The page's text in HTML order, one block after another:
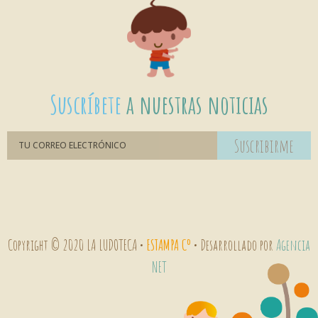
Suscríbetea nuestras noticias
Suscribirme
Copyright © 2020 LA LUDOTECA • ESTAMPA Cº • Desarrollado porAgencia
NET